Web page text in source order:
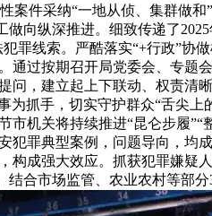
采纳“一地从侦、集群做和
向纵深推进。细致传递了
罪线索。严酷落实“+行政”
过按期召开局党委会、专
问，建立起上下联动、权责
为抓手，切实守护群众“舌尖
市机关将持续推进“昆仑步履
罪典型案例，问题导向，
成强大效应。抓获犯罪嫌
合市场监管、农业农村等部